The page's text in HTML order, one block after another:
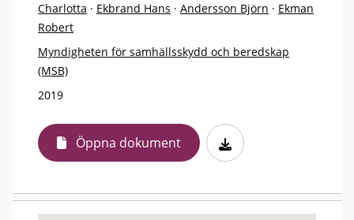
Charlotta · Ekbrand Hans · Andersson Björn · Ekman
Robert
Myndigheten för samhällsskydd och beredskap
(MSB)
2019
Öppna dokument